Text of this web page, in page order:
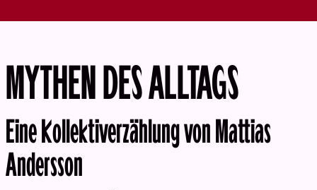
MYTHEN DES ALLTAGS
Back
Eine Kollektiverzählung von Mattias
Andersson